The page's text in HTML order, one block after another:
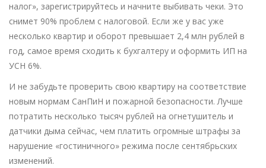
налог», зарегистрируйтесь и начните выбивать чеки. Это
снимет 90% проблем с налоговой. Если же у вас уже
несколько квартир и оборот превышает 2,4 млн рублей в
год, самое время сходить к бухгалтеру и оформить ИП на
УСН 6%.
И не забудьте проверить свою квартиру на соответствие
новым нормам СанПиН и пожарной безопасности. Лучше
потратить несколько тысяч рублей на огнетушитель и
датчики дыма сейчас, чем платить огромные штрафы за
нарушение «гостиничного» режима после сентябрьских
изменений.